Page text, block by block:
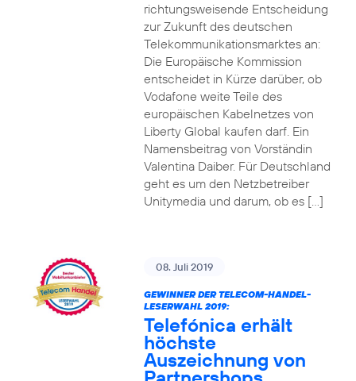
richtungsweisende Entscheidung
zur Zukunft des deutschen
Telekommunikationsmarktes an:
Die Europäische Kommission
entscheidet in Kürze darüber, ob
Vodafone weite Teile des
europäischen Kabelnetzes von
Liberty Global kaufen darf. Ein
Namensbeitrag von Vorständin
Valentina Daiber. Für Deutschland
geht es um den Netzbetreiber
Unitymedia und darum, ob es […]
08. Juli 2019
GEWINNER DER TELECOM-HANDEL-
LESERWAHL 2019:
Telefónica erhält
höchste
Auszeichnung von